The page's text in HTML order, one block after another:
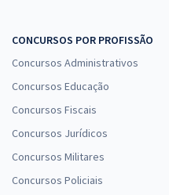
CONCURSOS POR PROFISSÃO
Concursos Administrativos
Concursos Educação
Concursos Fiscais
Concursos Jurídicos
Concursos Militares
Concursos Policiais